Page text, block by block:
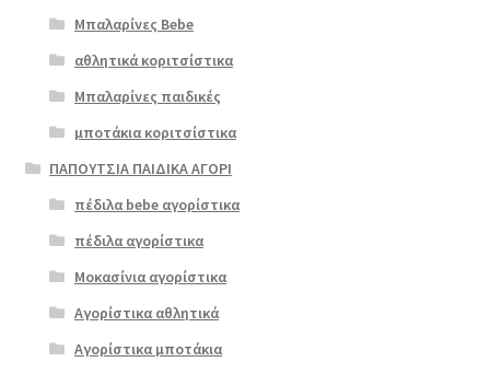
Μπαλαρίνες Bebe
αθλητικά κοριτσίστικα
Μπαλαρίνες παιδικές
μποτάκια κοριτσίστικα
ΠΑΠΟΥΤΣΙΑ ΠΑΙΔΙΚΑ ΑΓΟΡΙ
πέδιλα bebe αγορίστικα
πέδιλα αγορίστικα
Μοκασίνια αγορίστικα
Αγορίστικα αθλητικά
Αγορίστικα μποτάκια